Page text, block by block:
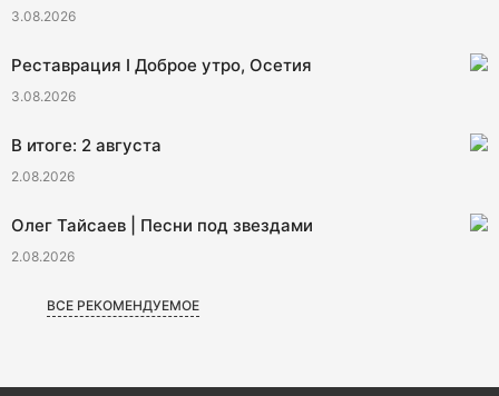
3.08.2026
Реставрация I Доброе утро, Осетия
3.08.2026
В итоге: 2 августа
2.08.2026
Олег Тайсаев | Песни под звездами
2.08.2026
ВСЕ РЕКОМЕНДУЕМОЕ